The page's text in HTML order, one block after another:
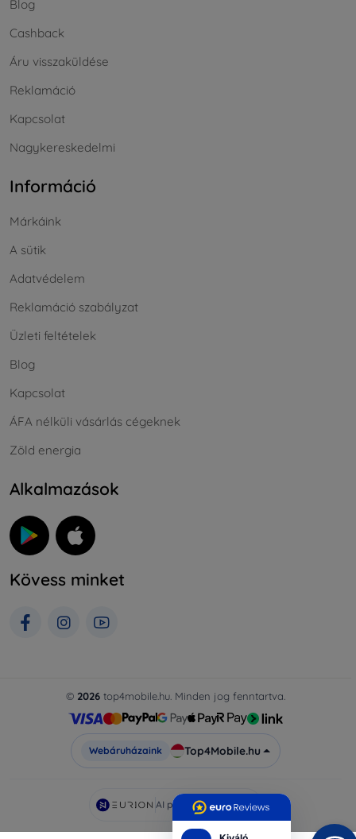
Blog
Cashback
Áru visszaküldése
Reklamáció
Kapcsolat
Nagykereskedelmi
Információ
Márkáink
A sütik
Adatvédelem
Reklamáció szabályzat
Üzleti feltételek
Blog
Kapcsolat
ÁFA nélküli vásárlás cégeknek
Zöld energia
Alkalmazások
Kövess minket
© 2026 top4mobile.hu. Minden jog fenntartva.
Webáruházaink Top4Mobile.hu
AI powered byEurion